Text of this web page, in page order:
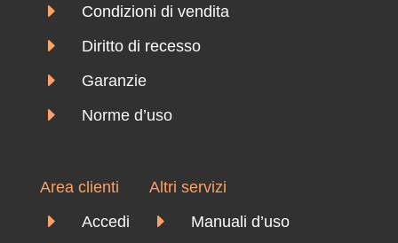
E Condizioni di vendita
E Diritto di recesso
E Garanzie
E Norme d’uso
Area clienti
E Accedi
Altri servizi
E Manuali d’uso